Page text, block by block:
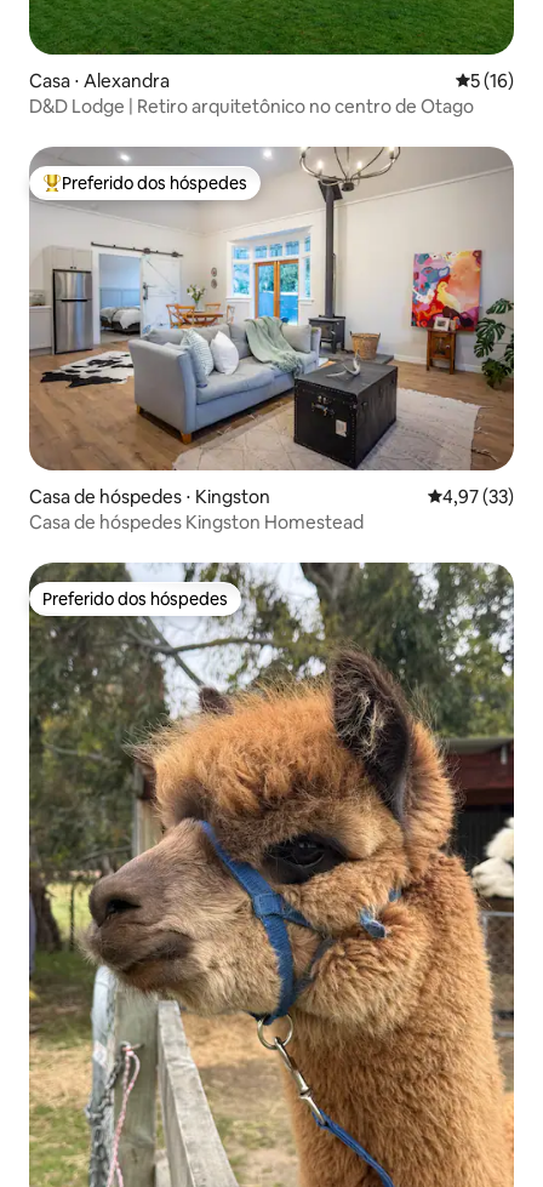
Casa ⋅ Alexandra 5 de uma
5 (16)
D&D Lodge | Retiro arquitetônico no centro de Otago
Entre os melhores preferidos dos hóspedes
Preferido dos hóspedes
Casa de hóspedes ⋅ Kingston 4,97 de uma
4,97 (33)
Casa de hóspedes Kingston Homestead
Preferido dos hóspedes
Preferido dos hóspedes